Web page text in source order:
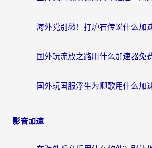
影音加速